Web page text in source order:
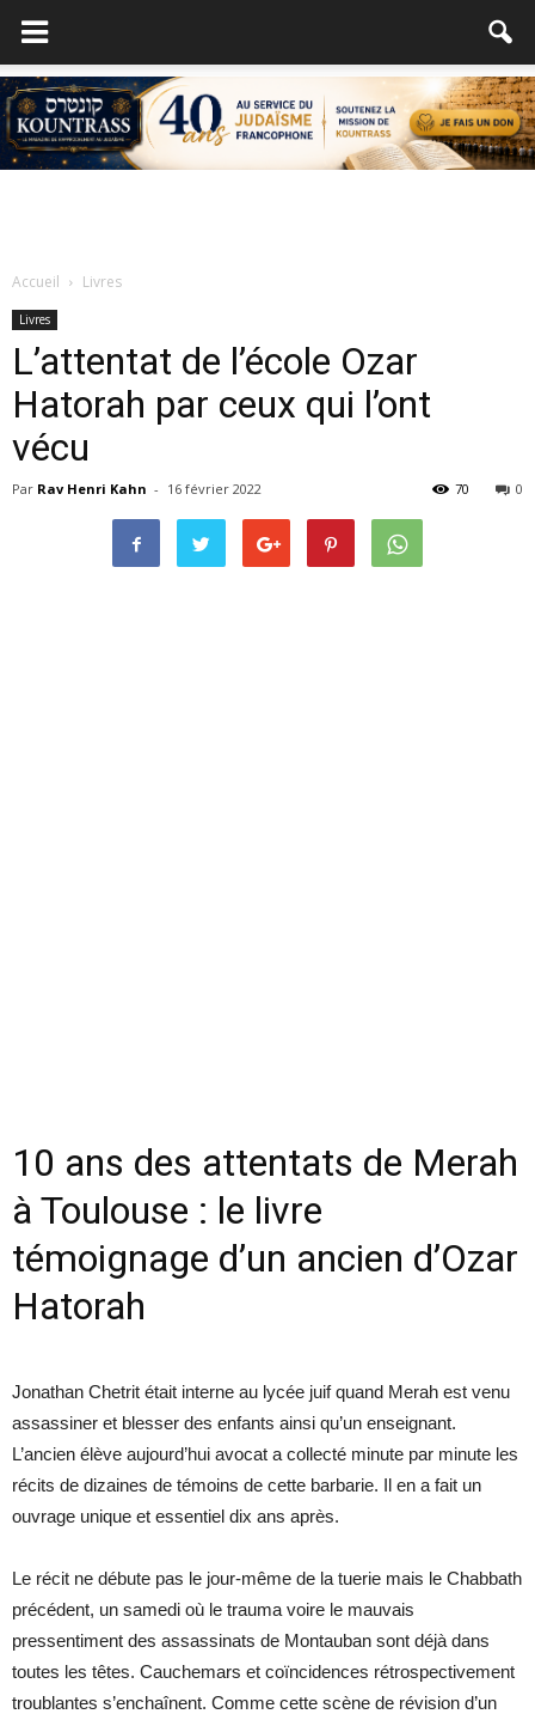
Accueil Livres
Livres
L’attentat de l’école Ozar
Hatorah par ceux qui l’ont
vécu
Par Rav Henri Kahn - 16 février 2022 0
70
10 ans des attentats de Merah
à Toulouse : le livre
témoignage d’un ancien d’Ozar
Hatorah
Jonathan Chetrit était interne au lycée juif quand Merah est venu
assassiner et blesser des enfants ainsi qu’un enseignant.
L’ancien élève aujourd’hui avocat a collecté minute par minute les
récits de dizaines de témoins de cette barbarie. Il en a fait un
ouvrage unique et essentiel dix ans après.
Le récit ne débute pas le jour-même de la tuerie mais le Chabbath
précédent, un samedi où le trauma voire le mauvais
pressentiment des assassinats de Montauban sont déjà dans
toutes les têtes. Cauchemars et coïncidences rétrospectivement
troublantes s’enchaînent. Comme cette scène de révision d’un